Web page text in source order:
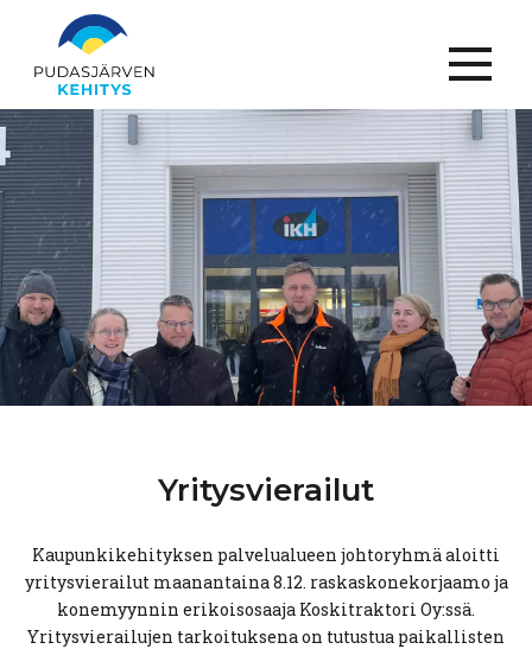
Menu
Yritysvierailut
Kaupunkikehityksen palvelualueen johtoryhmä aloitti
yritysvierailut maanantaina 8.12. raskaskonekorjaamo ja
konemyynnin erikoisosaaja Koskitraktori Oy:ssä.
Yritysvierailujen tarkoituksena on tutustua paikallisten